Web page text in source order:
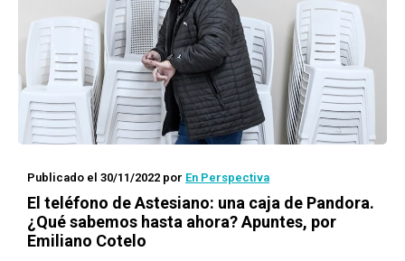
Publicado el 30/11/2022 por En Perspectiva
El teléfono de Astesiano: una caja de Pandora.
¿Qué sabemos hasta ahora? Apuntes, por
Emiliano Cotelo